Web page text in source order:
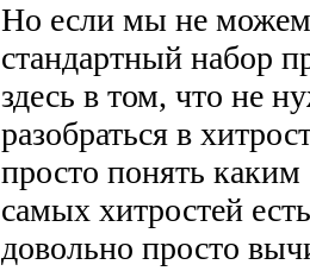
Но если мы не
стандартный набор
здесь в том, что не
разобраться в
просто понять
самых хитростей
довольно просто